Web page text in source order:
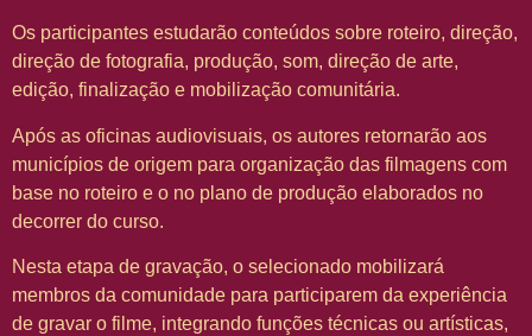
Os participantes estudarão conteúdos sobre roteiro, direção,
direção de fotografia, produção, som, direção de arte,
edição, finalização e mobilização comunitária.
Após as oficinas audiovisuais, os autores retornarão aos
municípios de origem para organização das filmagens com
base no roteiro e o no plano de produção elaborados no
decorrer do curso.
Nesta etapa de gravação, o selecionado mobilizará
membros da comunidade para participarem da experiência
de gravar o filme, integrando funções técnicas ou artísticas,